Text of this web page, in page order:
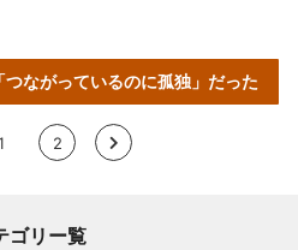
つながっているのに孤独」だった
2 >
ゴリー覧